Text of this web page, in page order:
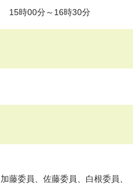
15時00分～16時30分
藤委員、佐藤委員、白根委員、